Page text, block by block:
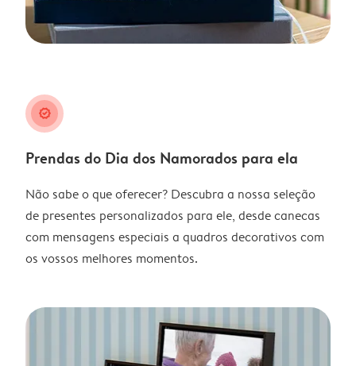
guarantee
Prendas do Dia dos Namorados para ela
Não sabe o que oferecer? Descubra a nossa seleção
de presentes personalizados para ele, desde canecas
com mensagens especiais a quadros decorativos com
os vossos melhores momentos.